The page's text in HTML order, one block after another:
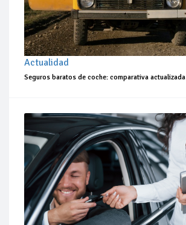
Actualidad
Seguros baratos de coche: comparativa actualizada